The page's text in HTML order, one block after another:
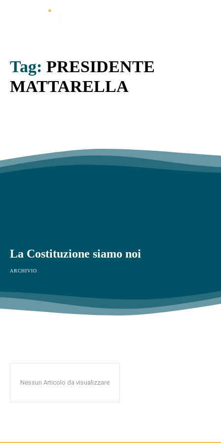
Tag: PRESIDENTE
MATTARELLA
La Costituzione siamo noi
ARCHIVIO
Nessun Articolo da visualizzare